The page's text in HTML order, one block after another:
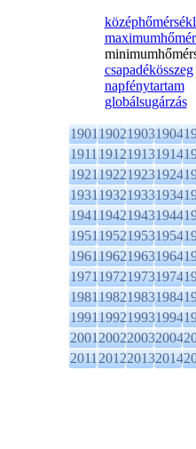
csapadékösszeg
napfénytartam
globálsugárzás
1901190219031904
1911191219131914
1921192219231924
1931193219331934
1941194219431944
1951195219531954
1961196219631964
1971197219731974
1981198219831984
1991199219931994
2001200220032004
2011201220132014